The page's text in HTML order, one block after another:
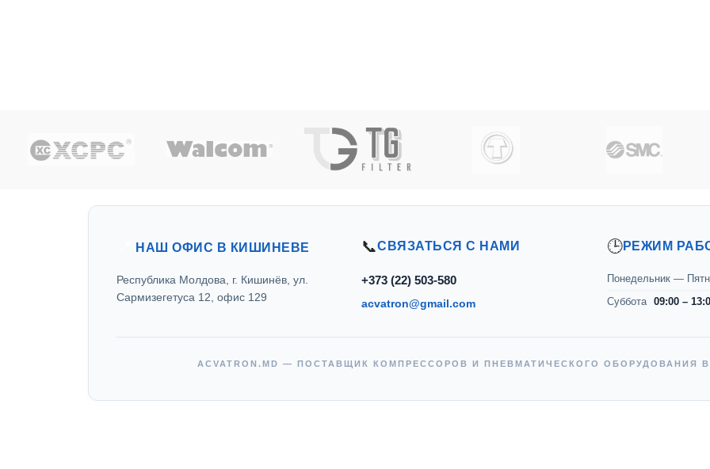
НАШ ОФИС В КИШИНЕВЕ
Республика Молдова, г. Кишинёв, ул.
Сармизегетуса 12, офис 129
📞СВЯЗАТЬСЯ С НАМИ
+373 (22) 503-580
acvatron@gmail.com
🕒РЕЖИМ
Понедельник —
Суббота
09:00 –
ACVATRON.MD — ПОСТАВЩИК КОМПРЕССОРОВ И ПНЕВМАТИЧЕСКОГО ОБОРУДОВАНИЯ